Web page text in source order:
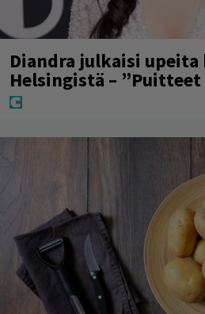
Diandra julkaisi upeita
Helsingistä –